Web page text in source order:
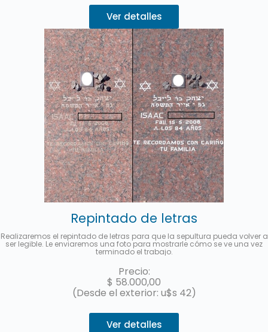
Ver detalles
Repintado de letras
Realizaremos el repintado de letras para que la sepultura pueda volver a
ser legible. Le enviaremos una foto para mostrarle cómo se ve una vez
terminado el trabajo.
Precio:
$ 58.000,00
(Desde el exterior: u$s 42)
Ver detalles